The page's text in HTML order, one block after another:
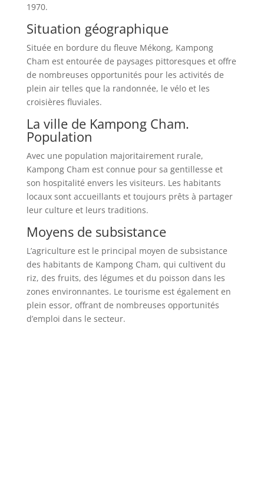
1970.
Situation géographique
Située en bordure du fleuve Mékong, Kampong
Cham est entourée de paysages pittoresques et offre
de nombreuses opportunités pour les activités de
plein air telles que la randonnée, le vélo et les
croisières fluviales.
La ville de Kampong Cham.
Population
Avec une population majoritairement rurale,
Kampong Cham est connue pour sa gentillesse et
son hospitalité envers les visiteurs. Les habitants
locaux sont accueillants et toujours prêts à partager
leur culture et leurs traditions.
Moyens de subsistance
L’agriculture est le principal moyen de subsistance
des habitants de Kampong Cham, qui cultivent du
riz, des fruits, des légumes et du poisson dans les
zones environnantes. Le tourisme est également en
plein essor, offrant de nombreuses opportunités
d’emploi dans le secteur.